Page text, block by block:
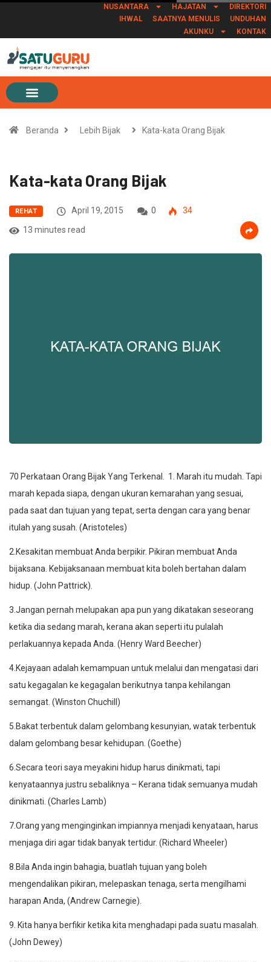
NUSANTARA HAJATAN
DIREKTORI
IHWAL
SAATNYA MENULIS
UNDUHAN
AKUNKU
KONTAK
Beranda Lebih Bijak Kata-kata Orang Bijak
Kata-kata Orang Bijak
REHAT April 19, 2015 0
34
13 minutes read
70 Perkataan Orang Bijak Yang Terkenal. 1. Marah itu mudah. Tapi
marah kepada siapa, dengan ukuran kemarahan yang sesuai,
pada saat dan tujuan yang tepat, serta dengan cara yang benar
itulah yang susah. (Aristoteles)
2.Kesakitan membuat Anda berpikir. Pikiran membuat Anda
bijaksana. Kebijaksanaan membuat kita boleh bertahan dalam
hidup. (John Pattrick).
3.Jangan pernah melupakan apa pun yang dikatakan seseorang
ketika dia sedang marah, kerana akan seperti itu pulalah
perlakuannya kepada Anda. (Henry Ward Beecher)
4.Kejayaan adalah kemampuan untuk melalui dan mengatasi dari
satu kegagalan ke kegagalan berikutnya tanpa kehilangan
semangat. (Winston Chuchill)
5.Bakat terbentuk dalam gelombang kesunyian, watak terbentuk
dalam gelombang besar kehidupan. (Goethe)
6.Secara teori saya meyakini hidup harus dinikmati, tapi
kenyataannya justru sebaliknya – Kerana tidak semuanya mudah
dinikmati. (Charles Lamb)
7.Orang yang menginginkan impiannya menjadi kenyataan, harus
menjaga diri agar tidak banyak tertidur. (Richard Wheeler)
8.Bila Anda ingin bahagia, buatlah tujuan yang boleh
mengendalikan pikiran, melepaskan tenaga, serta mengilhami
harapan Anda, (Andrew Carnegie).
9. Kita hanya berfikir ketika kita menghadapi pada suatu masalah.
(John Dewey)